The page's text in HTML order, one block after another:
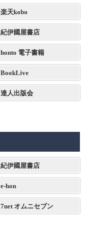
楽天kobo
紀伊國屋書店
honto 電子書籍
BookLive
達人出版会
紀伊國屋書店
e-hon
7net オムニセブン